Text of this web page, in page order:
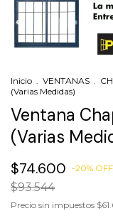
Inicio VENTANAS
(Varias Medidas)
Ventana
(Varias
$74.600 -20% OFF
$93.544
Precio sin impuestos